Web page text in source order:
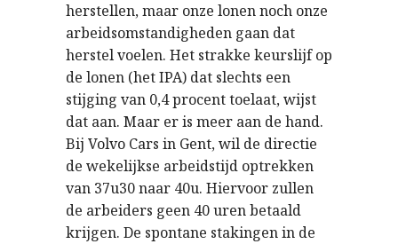
herstellen, maar onze lonen noch onze
arbeidsomstandigheden gaan dat
herstel voelen. Het strakke keurslijf op
de lonen (het IPA) dat slechts een
stijging van 0,4 procent toelaat, wijst
dat aan. Maar er is meer aan de hand.
Bij Volvo Cars in Gent, wil de directie
de wekelijkse arbeidstijd optrekken
van 37u30 naar 40u. Hiervoor zullen
de arbeiders geen 40 uren betaald
krijgen. De spontane stakingen in de